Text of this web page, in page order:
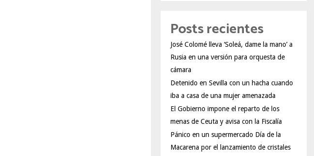
Posts recientes
José Colomé lleva ‘Soleá, dame la mano’ a
Rusia en una versión para orquesta de
cámara
Detenido en Sevilla con un hacha cuando
iba a casa de una mujer amenazada
El Gobierno impone el reparto de los
menas de Ceuta y avisa con la Fiscalía
Pánico en un supermercado Día de la
Macarena por el lanzamiento de cristales